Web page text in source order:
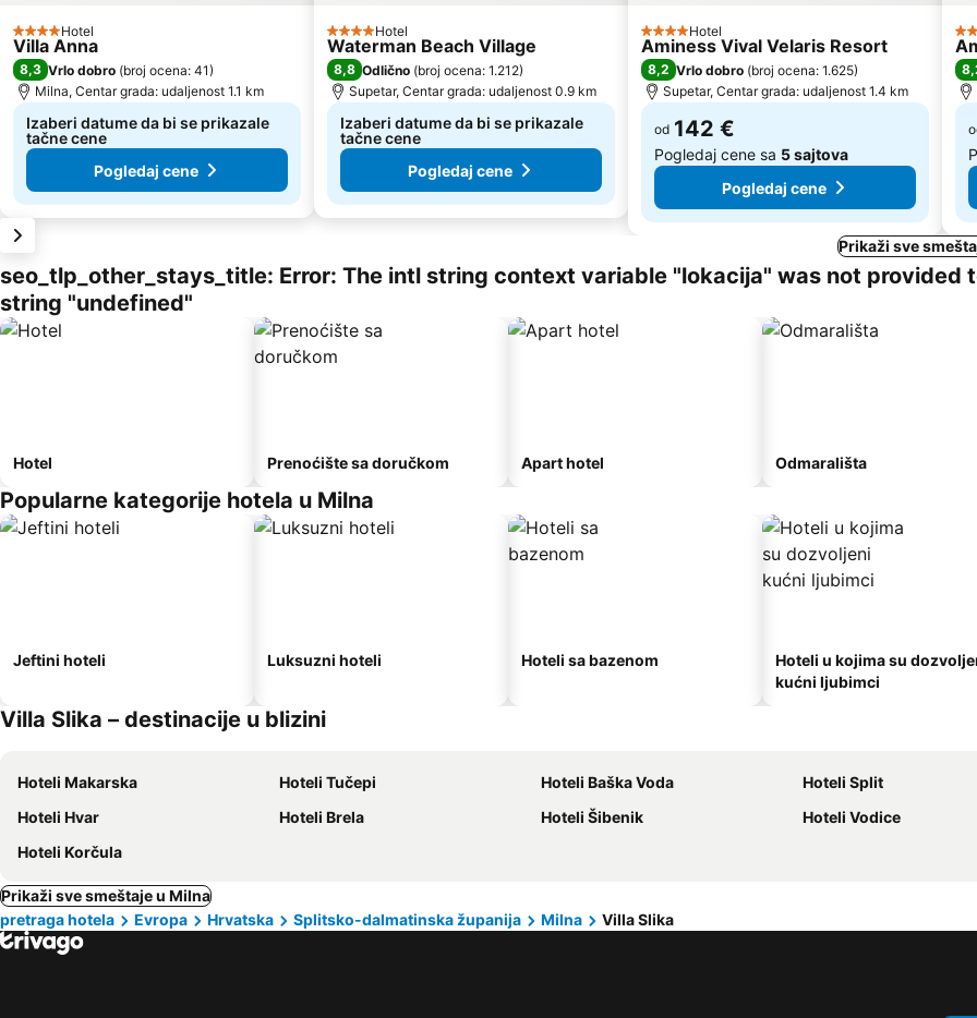
4 Zvezdice
Hotel
Villa Anna
8,3 Vrlo dobro (broj ocena: 41)
Milna, Centar grada: udaljenost 1.1 km
Izaberi datume da bi se prikazale
tačne cene
Pogledaj cene
4 Zvezdice
Hotel
Waterman Beach Village
8,8 Odlično (broj ocena: 1.212)
Supetar, Centar grada: udaljenost 0.9 km
Izaberi datume da bi se prikazale
tačne cene
Pogledaj cene
4 Zvezdice
Hotel
Aminess Vival Velaris Resort
8,2 Vrlo dobro (broj ocena: 1.625)
Supetar, Centar grada: udaljenost 1.4 km
od 142 €
Pogledaj cene sa 5 sajtova
Pogledaj cene
3
Prikaži sve
seo_tlp_other_stays_title: Error: The intl string context variable "lokacija" was not provided
string "undefined"
Hotel Prenoćište sa doručkom Apart hotel Odmarališta
Popularne kategorije hotela u Milna
Jeftini hoteli Luksuzni hoteli Hoteli sa bazenom
Hoteli u kojima su
kućni ljubimci
Villa Slika – destinacije u blizini
Hoteli Makarska Hoteli Tučepi Hoteli Baška Voda
Hoteli Split
Hoteli Hvar
Hoteli Brela Hoteli Šibenik
Hoteli Vodice
Hoteli Korčula
Prikaži sve smeštaje u Milna
pretraga hotela
Evropa Hrvatska Splitsko-dalmatinska županija Milna Villa Slika